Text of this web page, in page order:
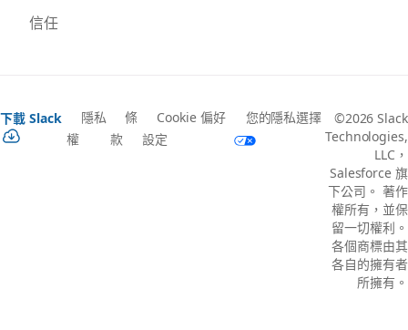
信任
下載 Slack
隱私
權
條
款
Cookie 偏好
設定
您的隱私選擇
©2026 Slack
Technologies,
LLC，
Salesforce 旗
下公司。 著作
權所有，並保
留一切權利。
各個商標由其
各自的擁有者
所擁有。